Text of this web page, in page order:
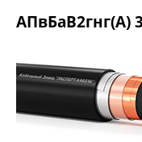
АПвБаВ2гнг(А)